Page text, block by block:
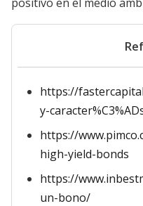
https://
y-
https://
high-yield-bonds
https://
un-bono/